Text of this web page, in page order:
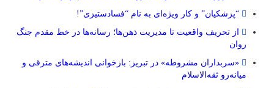
“پزشکیان” و کار ویژه‌ای به نام “فسادستیزی”!
از تحریف واقعیت تا مدیریت ذهن‌ها؛ رسانه‌ها در خط مقدم جنگ
روان
«سربداران مشروطه» در تبریز: بازخوانی اندیشه‌های مترقی و
میانه‌رو ثقه‌الاسلام